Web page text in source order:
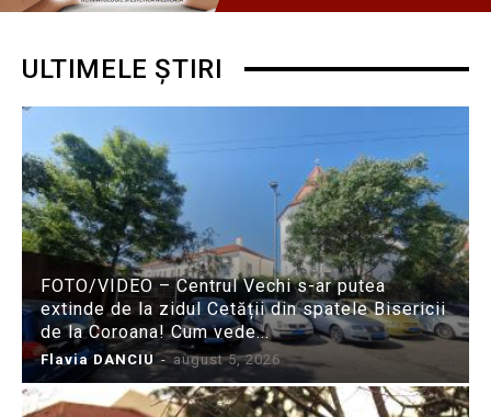
ULTIMELE ȘTIRI
FOTO/VIDEO – Centrul Vechi s-ar putea
extinde de la zidul Cetății din spatele Bisericii
de la Coroana! Cum vede...
Flavia DANCIU - august 5, 2026